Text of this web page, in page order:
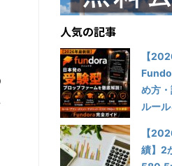
人気の記事
【
め方
ルー
【
績】2